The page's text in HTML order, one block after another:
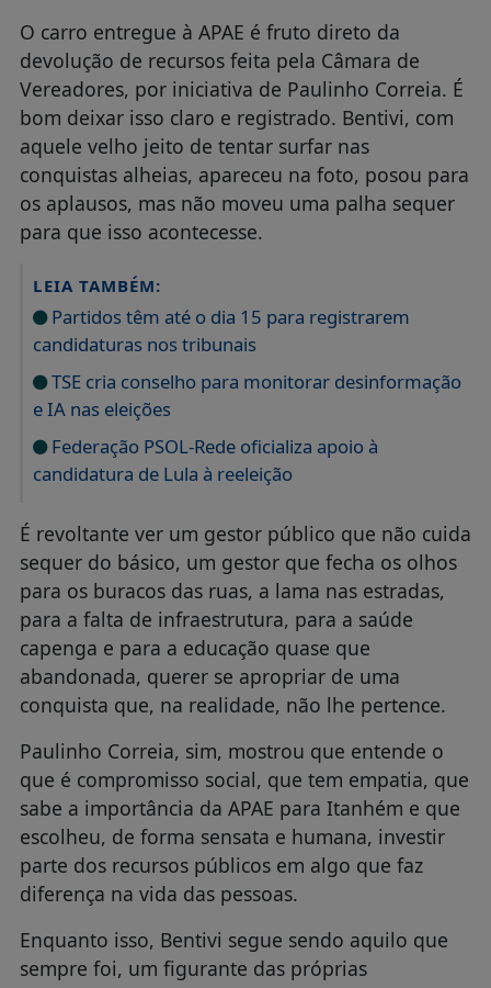
O carro entregue à APAE é fruto direto da
devolução de recursos feita pela Câmara de
Vereadores, por iniciativa de Paulinho Correia. É
bom deixar isso claro e registrado. Bentivi, com
aquele velho jeito de tentar surfar nas
conquistas alheias, apareceu na foto, posou para
os aplausos, mas não moveu uma palha sequer
para que isso acontecesse.
LEIA TAMBÉM:
Partidos têm até o dia 15 para registrarem
candidaturas nos tribunais
TSE cria conselho para monitorar desinformação
e IA nas eleições
Federação PSOL-Rede oficializa apoio à
candidatura de Lula à reeleição
É revoltante ver um gestor público que não cuida
sequer do básico, um gestor que fecha os olhos
para os buracos das ruas, a lama nas estradas,
para a falta de infraestrutura, para a saúde
capenga e para a educação quase que
abandonada, querer se apropriar de uma
conquista que, na realidade, não lhe pertence.
Paulinho Correia, sim, mostrou que entende o
que é compromisso social, que tem empatia, que
sabe a importância da APAE para Itanhém e que
escolheu, de forma sensata e humana, investir
parte dos recursos públicos em algo que faz
diferença na vida das pessoas.
Enquanto isso, Bentivi segue sendo aquilo que
sempre foi, um figurante das próprias